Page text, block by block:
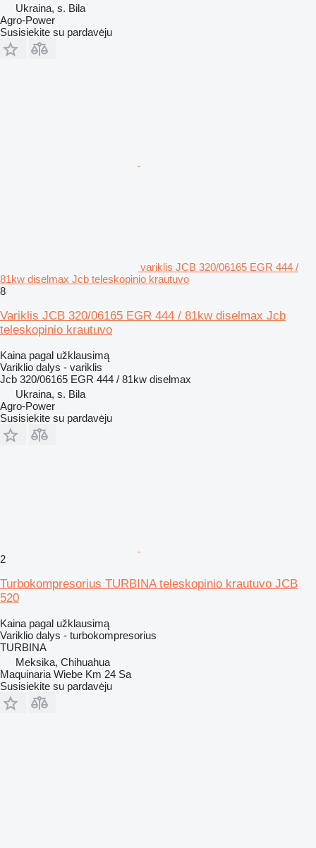
Ukraina, s. Bila
Agro-Power
Susisiekite su pardavėju
variklis JCB 320/06165 EGR 444 /
81kw diselmax Jcb teleskopinio krautuvo
8
Variklis JCB 320/06165 EGR 444 / 81kw diselmax Jcb
teleskopinio krautuvo
Kaina pagal užklausimą
Variklio dalys - variklis
Jcb 320/06165 EGR 444 / 81kw diselmax
Ukraina, s. Bila
Agro-Power
Susisiekite su pardavėju
2
Turbokompresorius TURBINA teleskopinio krautuvo JCB
520
Kaina pagal užklausimą
Variklio dalys - turbokompresorius
TURBINA
Meksika, Chihuahua
Maquinaria Wiebe Km 24 Sa
Susisiekite su pardavėju